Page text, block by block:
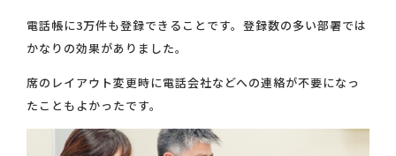
電話帳に3万件も登録できることです。登録数の多い部署では
かなりの効果がありました。
席のレイアウト変更時に電話会社などへの連絡が不要になっ
たこともよかったです。